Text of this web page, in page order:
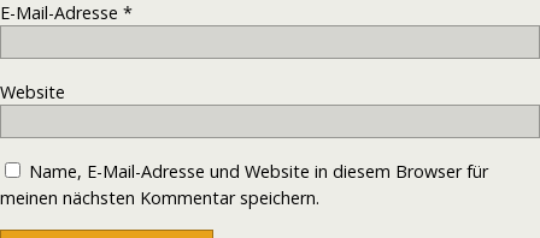
E-Mail-Adresse *
Website
Name, E-Mail-Adresse und Website in diesem Browser für
meinen nächsten Kommentar speichern.